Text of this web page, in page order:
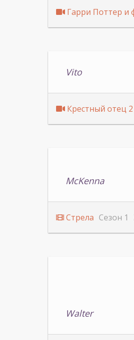
Гарри Поттер и
Vito
Крестный отец 2
McKenna
Стрела Сезон 1
Walter